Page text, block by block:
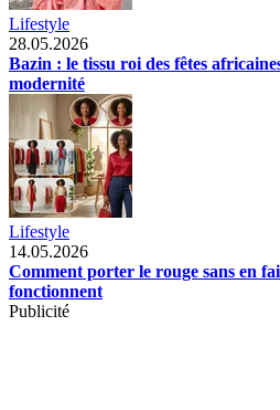
Lifestyle
28.05.2026
Bazin : le tissu roi des fêtes
modernité
Lifestyle
14.05.2026
Comment porter le rouge sans en
fonctionnent
Publicité